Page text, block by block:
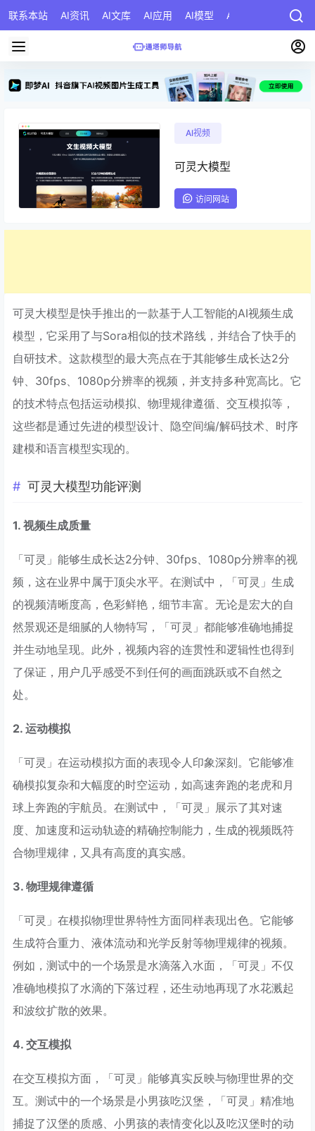
联系本站 AI资讯 AI文库 AI应用 AI模型 AI公司 AI提示词
AI视频
可灵大模型
访问网站
可灵大模型是快手推出的一款基于人工智能的AI视频生成
模型，它采用了与Sora相似的技术路线，并结合了快手的
自研技术。这款模型的最大亮点在于其能够生成长达2分
钟、30fps、1080p分辨率的视频，并支持多种宽高比。它
的技术特点包括运动模拟、物理规律遵循、交互模拟等，
这些都是通过先进的模型设计、隐空间编/解码技术、时序
建模和语言模型实现的。
可灵大模型功能评测
1. 视频生成质量
「可灵」能够生成长达2分钟、30fps、1080p分辨率的视
频，这在业界中属于顶尖水平。在测试中，「可灵」生成
的视频清晰度高，色彩鲜艳，细节丰富。无论是宏大的自
然景观还是细腻的人物特写，「可灵」都能够准确地捕捉
并生动地呈现。此外，视频内容的连贯性和逻辑性也得到
了保证，用户几乎感受不到任何的画面跳跃或不自然之
处。
2. 运动模拟
「可灵」在运动模拟方面的表现令人印象深刻。它能够准
确模拟复杂和大幅度的时空运动，如高速奔跑的老虎和月
球上奔跑的宇航员。在测试中，「可灵」展示了其对速
度、加速度和运动轨迹的精确控制能力，生成的视频既符
合物理规律，又具有高度的真实感。
3. 物理规律遵循
「可灵」在模拟物理世界特性方面同样表现出色。它能够
生成符合重力、液体流动和光学反射等物理规律的视频。
例如，测试中的一个场景是水滴落入水面，「可灵」不仅
准确地模拟了水滴的下落过程，还生动地再现了水花溅起
和波纹扩散的效果。
4. 交互模拟
在交互模拟方面，「可灵」能够真实反映与物理世界的交
互。测试中的一个场景是小男孩吃汉堡，「可灵」精准地
捕捉了汉堡的质感、小男孩的表情变化以及吃汉堡时的动